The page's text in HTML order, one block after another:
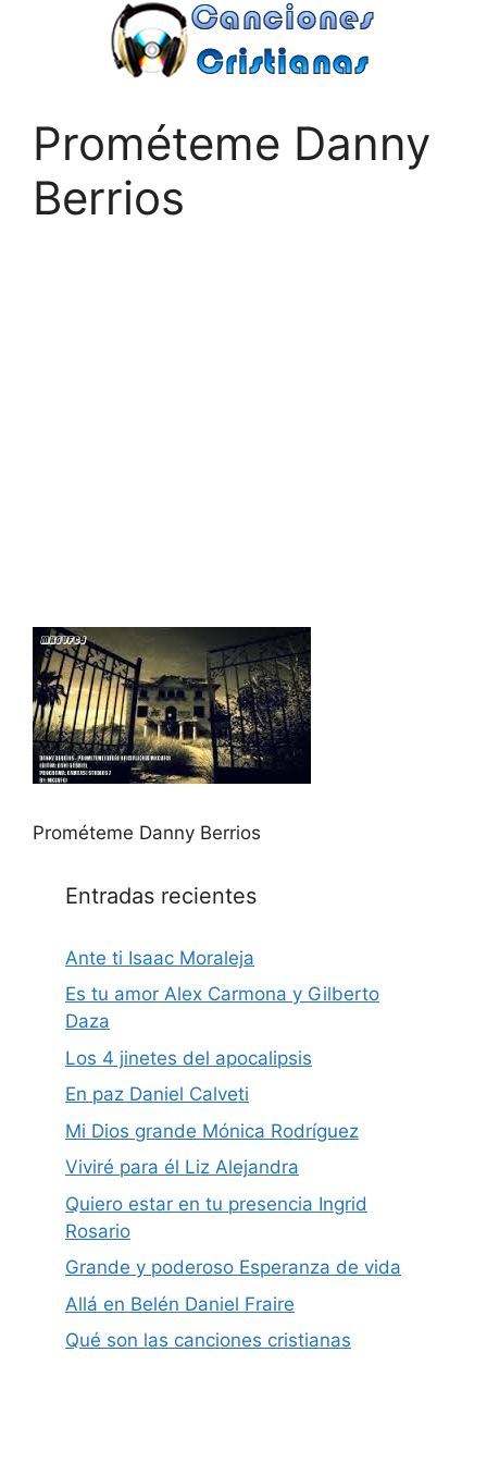
Prométeme Danny
Berrios
Prométeme Danny Berrios
Entradas recientes
Ante ti Isaac Moraleja
Es tu amor Alex Carmona y Gilberto
Daza
Los 4 jinetes del apocalipsis
En paz Daniel Calveti
Mi Dios grande Mónica Rodríguez
Viviré para él Liz Alejandra
Quiero estar en tu presencia Ingrid
Rosario
Grande y poderoso Esperanza de vida
Allá en Belén Daniel Fraire
Qué son las canciones cristianas